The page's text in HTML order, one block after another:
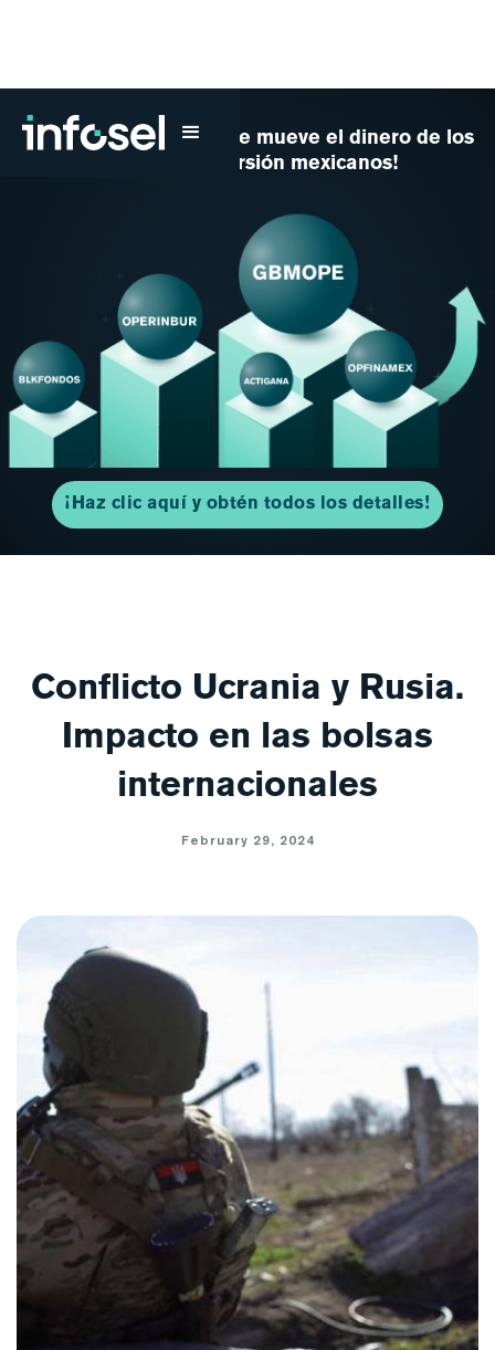
¡Conoce hacia dónde se mueve el dinero de los
fondos de inversión mexicanos!
¡Haz clic aquí y obtén todos los detalles!
Conflicto Ucrania y Rusia.
Impacto en las bolsas
internacionales
February 29, 2024